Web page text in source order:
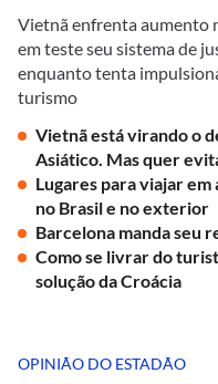
Vietnã enfrenta aumento
em teste seu sistema de
enquanto tenta
turismo
Vietnã está virando o
Asiático. Mas quer
Lugares para viajar
no Brasil e no exterior
Barcelona manda seu
Como se livrar do
solução da Croácia
OPINIÃO DO ESTADÃO